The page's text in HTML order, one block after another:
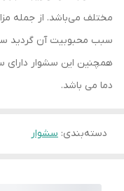
سبب محبوبیت آن گردید
همچنین این سشوار دارای
دما می باشد.
دسته‌بندی: سشوار